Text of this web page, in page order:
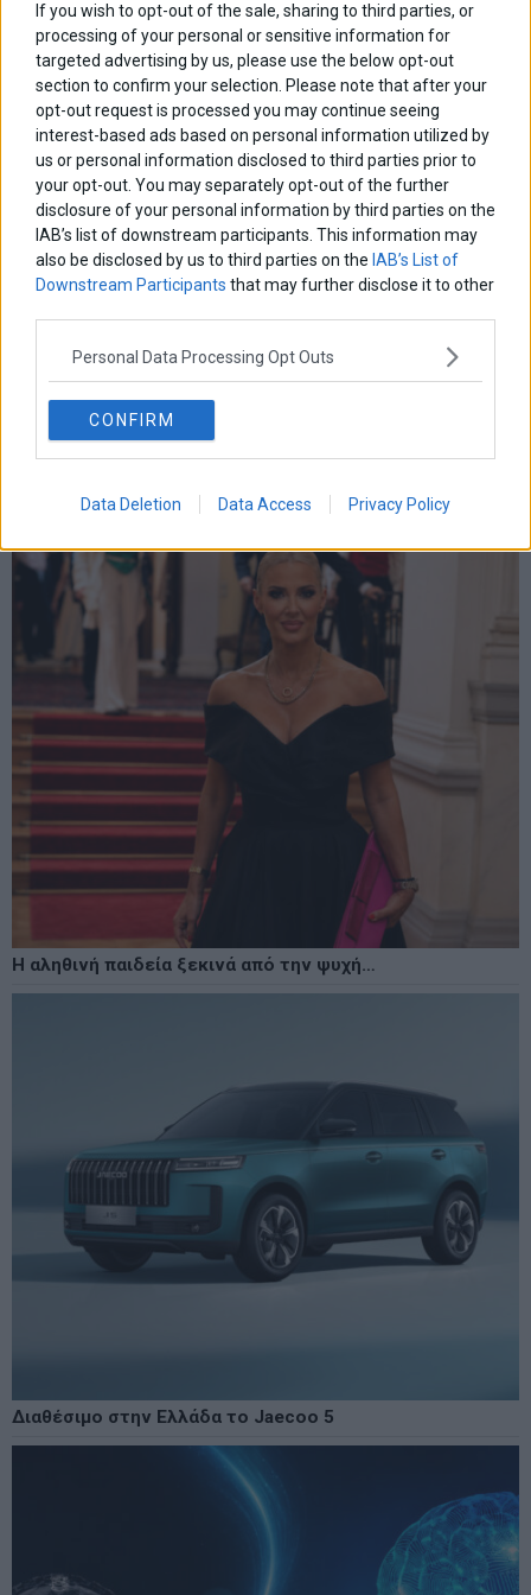
If you wish to opt-out of the sale, sharing to third parties, or
processing of your personal or sensitive information for
targeted advertising by us, please use the below opt-out
section to confirm your selection. Please note that after your
opt-out request is processed you may continue seeing
interest-based ads based on personal information utilized by
us or personal information disclosed to third parties prior to
your opt-out. You may separately opt-out of the further
disclosure of your personal information by third parties on the
IAB’s list of downstream participants. This information may
also be disclosed by us to third parties on the IAB’s List of
Downstream Participants that may further disclose it to other
Personal Data Processing Opt Outs
CONFIRM
Data Deletion Data Access Privacy Policy
LATEST FROM BLOG
Χρηματιστήριο: Δεύτερη ημέρα πτώσης με τζίρο €320
Η αληθινή παιδεία ξεκινά από την ψυχή…
Διαθέσιμο στην Ελλάδα το Jaecoo 5